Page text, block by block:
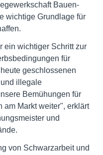
Bauen-
wichtige Grundlage für
ein wichtiger Schritt zur
für
geschlossenen
illegale
Bemühungen für
am Markt weiter", erklärt
und
von Schwarzarbeit und